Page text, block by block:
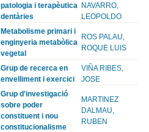
patologia i terapèutica
dentàries
NAVARRO,
LEOPOLDO
Metabolisme primari i
enginyeria metabòlica
vegetal
ROS PALAU,
ROQUE LUIS
Grup de recerca en
envelliment i exercici
VIÑA RIBES,
JOSE
Grup d'investigació
sobre poder
constituent i nou
constitucionalisme
MARTINEZ
DALMAU,
RUBEN